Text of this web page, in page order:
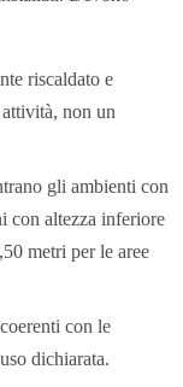
riscaldato e
attività, non un
gli ambienti con
con altezza inferiore
metri per le aree
con le
dichiarata.